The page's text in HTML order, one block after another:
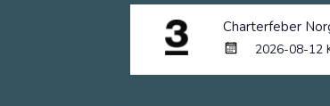
Charterfeber
2026-08-12